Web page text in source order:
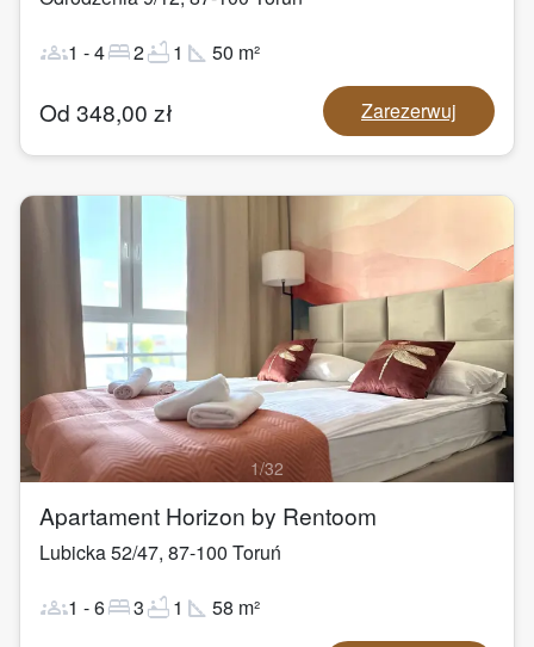
groups1 -4bed2bathtub1 square_foot 50 m²
Od 348,00 zł Zarezerwuj
1/32
Apartament Horizon by Rentoom
Lubicka 52/47, 87-100 Toruń
groups1 -6bed3bathtub1 square_foot 58 m²